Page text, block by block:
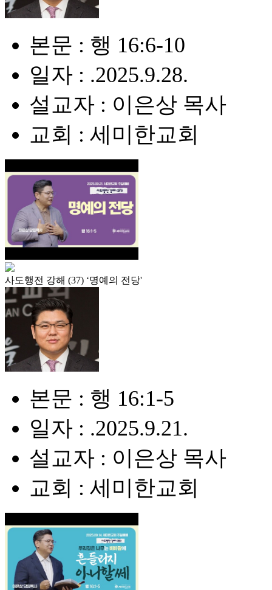
본문 : 행 16:6-10
일자 : .2025.9.28.
설교자 : 이은상 목사
교회 : 세미한교회
사도행전 강해 (37) ‘명예의 전당'
본문 : 행 16:1-5
일자 : .2025.9.21.
설교자 : 이은상 목사
교회 : 세미한교회